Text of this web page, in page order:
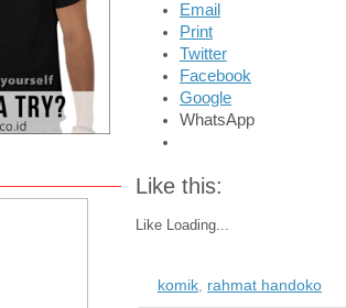
Email
Print
Twitter
Facebook
Google
WhatsApp
Like this:
Like Loading...
komik, rahmat handoko